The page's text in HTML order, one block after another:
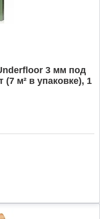
3 мм под
(7 м² в упаковке), 1